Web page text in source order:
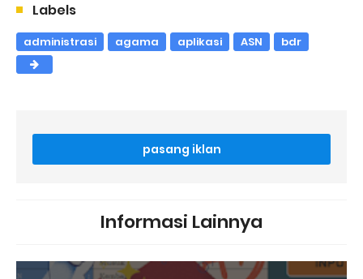
Labels
administrasi agama aplikasi ASN bdr
pasang iklan
Informasi Lainnya